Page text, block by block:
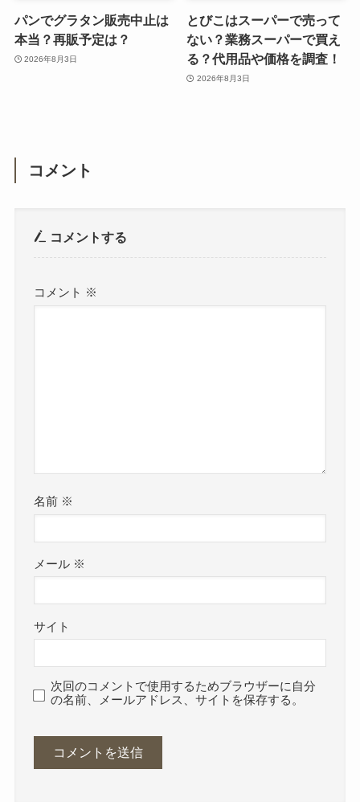
パンでグラタン販売中止は
本当？再販予定は？
2026年8月3日
とびこはスーパーで売って
ない？業務スーパーで買え
る？代用品や価格を調査！
2026年8月3日
コメント
コメントする
コメント ※
名前 ※
メール ※
サイト
次回のコメントで使用するためブラウザーに自分
の名前、メールアドレス、サイトを保存する。